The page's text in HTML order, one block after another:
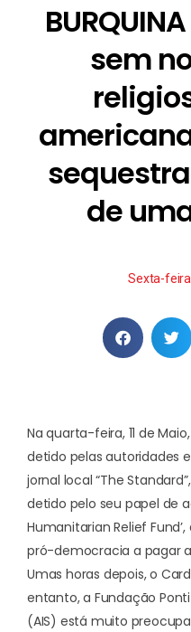
sem
de
Sexta-feira
Na quarta-feira, 11 de
detido pelas autoridades
jornal local “The
detido pelo seu papel de
Humanitarian Relief
pró-democracia a pagar
Umas horas depois, o
entanto, a Fundação
(AIS) está muito